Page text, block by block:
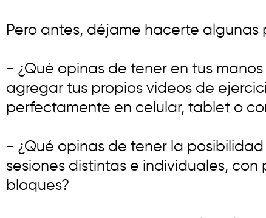
Pero antes, déjame hacerte algunas
- ¿Qué opinas de tener en tus
agregar tus propios videos de
perfectamente en celular, tablet o
- ¿Qué opinas de tener la
sesiones distintas e individuales,
bloques?